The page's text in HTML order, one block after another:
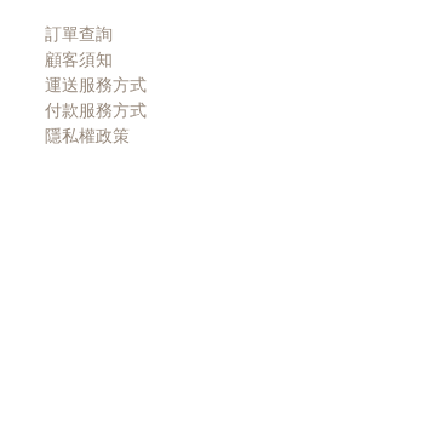
訂單查詢
顧客須知
運送服務方式
付款服務方式
隱私權政策